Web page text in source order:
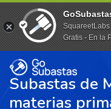
Subastas de
materias
SquareetLabs
Gratis - En la